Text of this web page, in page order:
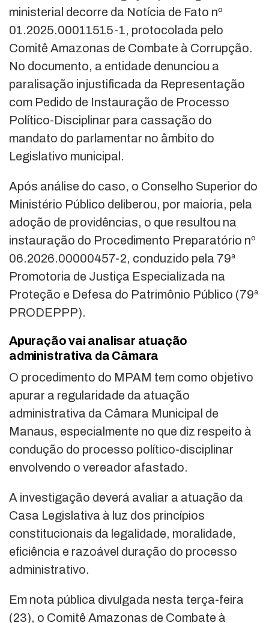
ministerial decorre da Notícia de Fato nº
01.2025.00011515-1, protocolada pelo
Comitê Amazonas de Combate à Corrupção.
No documento, a entidade denunciou a
paralisação injustificada da Representação
com Pedido de Instauração de Processo
Político-Disciplinar para cassação do
mandato do parlamentar no âmbito do
Legislativo municipal.
Após análise do caso, o Conselho Superior do
Ministério Público deliberou, por maioria, pela
adoção de providências, o que resultou na
instauração do Procedimento Preparatório nº
06.2026.00000457-2, conduzido pela 79ª
Promotoria de Justiça Especializada na
Proteção e Defesa do Patrimônio Público (79ª
PRODEPPP).
Apuração vai analisar atuação
administrativa da Câmara
O procedimento do MPAM tem como objetivo
apurar a regularidade da atuação
administrativa da Câmara Municipal de
Manaus, especialmente no que diz respeito à
condução do processo político-disciplinar
envolvendo o vereador afastado.
A investigação deverá avaliar a atuação da
Casa Legislativa à luz dos princípios
constitucionais da legalidade, moralidade,
eficiência e razoável duração do processo
administrativo.
Em nota pública divulgada nesta terça-feira
(23), o Comitê Amazonas de Combate à